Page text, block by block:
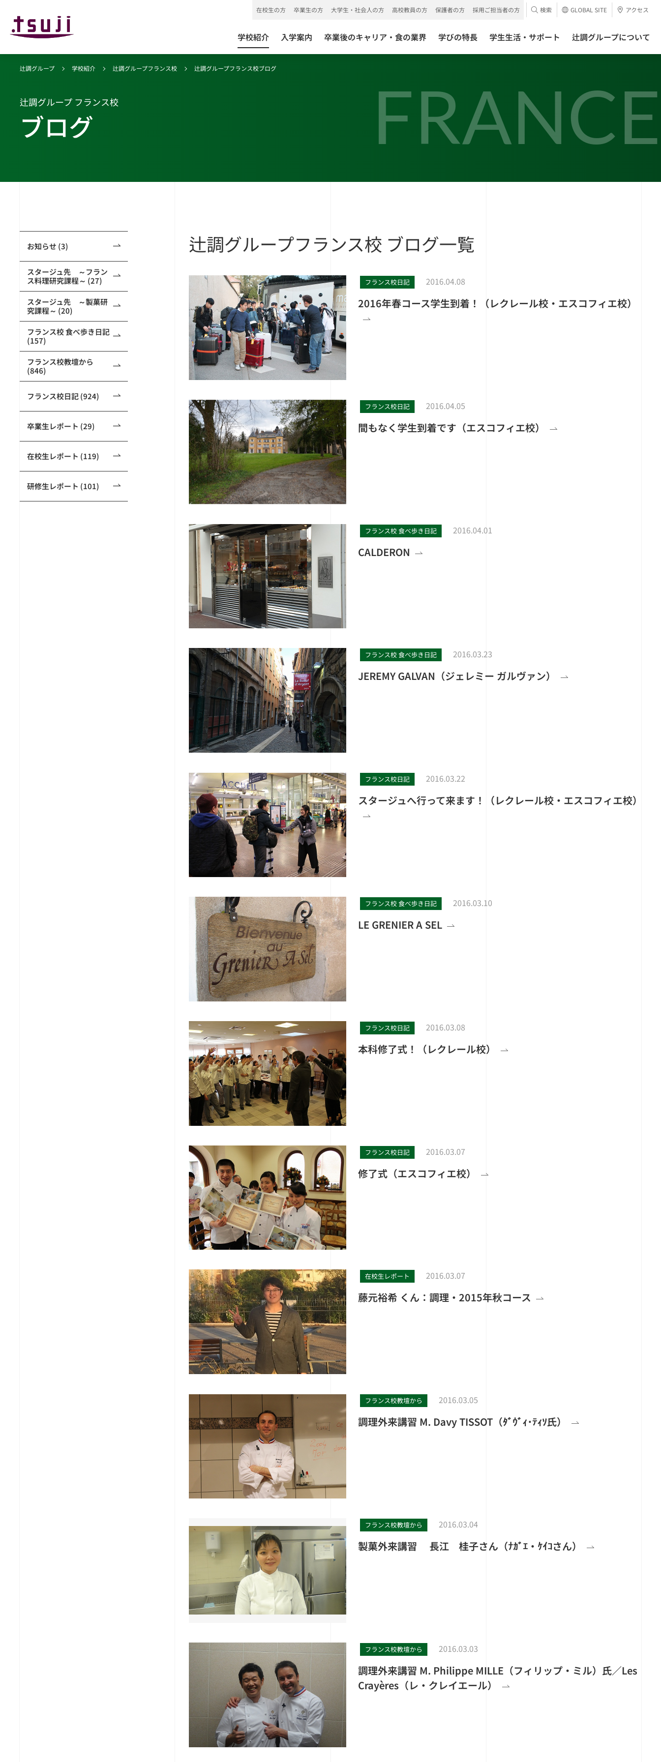
学校紹介 入学案内 卒業後のキャリア・食の業界 学びの特長 学生生活・サポート 辻調グループについて
在校生の方 卒業生の方 大学生・社会人の方 高校教員の方 保護者の方 採用ご担当者の方 検索 GLOBAL SITE アクセス
FRANCE
辻調グループ 学校紹介 辻調グループフランス校 辻調グループフランス校ブログ
辻調グループ フランス校
ブログ
お知らせ (3)
スタージュ先 ～フラン
ス料理研究課程～ (27)
スタージュ先 ～製菓研
究課程～ (20)
フランス校 食べ歩き日記
(157)
フランス校教壇から
(846)
フランス校日記 (924)
卒業生レポート (29)
在校生レポート (119)
研修生レポート (101)
辻調グループフランス校 ブログ一覧
フランス校日記 2016.04.08
2016年春コース学生到着！（レクレール校・エスコフィエ校）
フランス校日記 2016.04.05
間もなく学生到着です（エスコフィエ校）
フランス校 食べ歩き日記 2016.04.01
CALDERON
フランス校 食べ歩き日記 2016.03.23
JEREMY GALVAN（ジェレミー ガルヴァン）
フランス校日記 2016.03.22
スタージュへ行って来ます！（レクレール校・エスコフィエ校）
フランス校 食べ歩き日記 2016.03.10
LE GRENIER A SEL
フランス校日記 2016.03.08
本科修了式！（レクレール校）
フランス校日記 2016.03.07
修了式（エスコフィエ校）
在校生レポート 2016.03.07
藤元裕希 くん：調理・2015年秋コース
フランス校教壇から 2016.03.05
調理外来講習 M. Davy TISSOT（ﾀﾞｳﾞｨ･ﾃｨｿ氏）
フランス校教壇から 2016.03.04
製菓外来講習 長江 桂子さん（ﾅｶﾞｴ・ｹｲｺさん）
フランス校教壇から 2016.03.03
調理外来講習 M. Philippe MILLE（フィリップ・ミル）氏／Les
Crayères（レ・クレイエール）